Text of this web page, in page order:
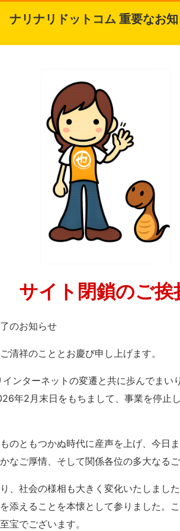
ナリナリドットコム 重要なお
サイト閉鎖のご挨
のお知らせ
清祥のこととお慶び申し上げます。
ンターネットの変遷と共に歩んでまい
年2月末日をもちまして、事業を停止
のともつかぬ時代に産声を上げ、今日
なご厚情、そして関係各位の多大なる
、社会の様相も大きく変化いたしまし
添えることを本懐として参りました。
宝でございます。